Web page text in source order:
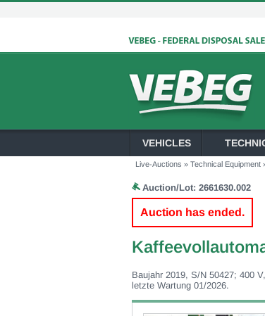
VEHICLES
Live-Auctions » Technical Equipment
Auction/Lot: 2661630.002
Auction has ended.
Baujahr 2019, S/N 50427; 400
letzte Wartung 01/2026.